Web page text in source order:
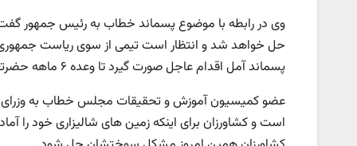
وی در رابطه با موضوع پسماند خطاب به رئیس جمهور
حل خواهد شد و انتظار است تیمی از سوی ریاست
پسماند آمل اقدام عاجل صورت گیرد تا وعده ۶ ماهه حضرتعالی در این خصوص اجرایی شود.
عضو کمیسیون آموزش و تحقیقات مجلس خطاب به وزرای
است و کشاورزان برای اینکه زمین های شالیزاری خود را